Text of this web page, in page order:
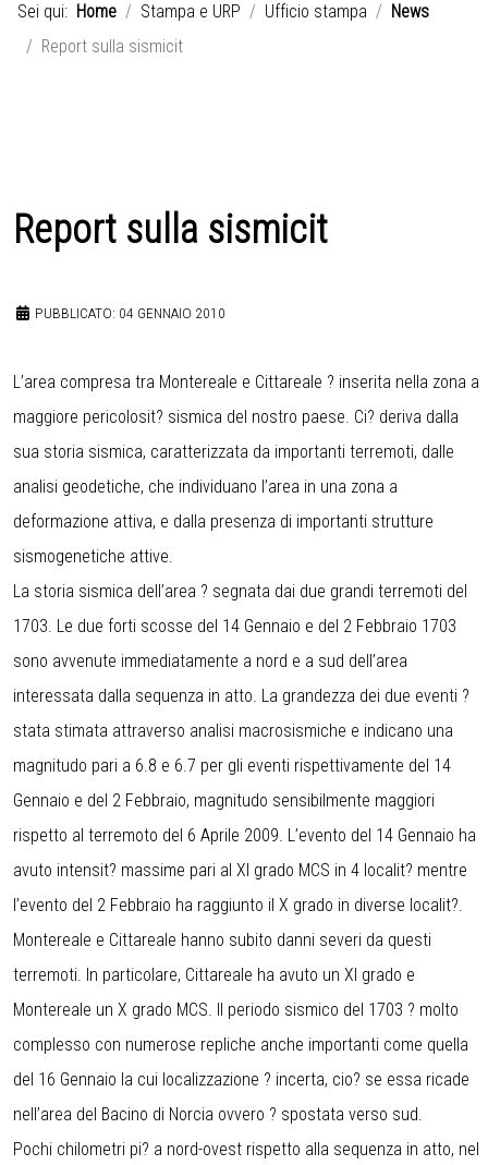
Sei qui: Home Stampa e URP Ufficio stampa
News
Report sulla sismicit
Report sulla sismicit
PUBBLICATO: 04 GENNAIO 2010
L’area compresa tra Montereale e Cittareale ? inserita nella zona a
maggiore pericolosit? sismica del nostro paese. Ci? deriva dalla
sua storia sismica, caratterizzata da importanti terremoti, dalle
analisi geodetiche, che individuano l’area in una zona a
deformazione attiva, e dalla presenza di importanti strutture
sismogenetiche attive.
La storia sismica dell’area ? segnata dai due grandi terremoti del
1703. Le due forti scosse del 14 Gennaio e del 2 Febbraio 1703
sono avvenute immediatamente a nord e a sud dell’area
interessata dalla sequenza in atto. La grandezza dei due eventi ?
stata stimata attraverso analisi macrosismiche e indicano una
magnitudo pari a 6.8 e 6.7 per gli eventi rispettivamente del 14
Gennaio e del 2 Febbraio, magnitudo sensibilmente maggiori
rispetto al terremoto del 6 Aprile 2009. L’evento del 14 Gennaio ha
avuto intensit? massime pari al XI grado MCS in 4 localit? mentre
l’evento del 2 Febbraio ha raggiunto il X grado in diverse localit?.
Montereale e Cittareale hanno subito danni severi da questi
terremoti. In particolare, Cittareale ha avuto un XI grado e
Montereale un X grado MCS. Il periodo sismico del 1703 ? molto
complesso con numerose repliche anche importanti come quella
del 16 Gennaio la cui localizzazione ? incerta, cio? se essa ricade
nell’area del Bacino di Norcia ovvero ? spostata verso sud.
Pochi chilometri pi? a nord-ovest rispetto alla sequenza in atto, nel